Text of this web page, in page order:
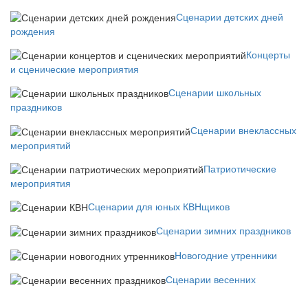
Сценарии детских дней
рождения
Концерты
и сценические мероприятия
Сценарии школьных
праздников
Сценарии внеклассных
мероприятий
Патриотические
мероприятия
Сценарии для юных КВНщиков
Сценарии зимних праздников
Новогодние утренники
Сценарии весенних